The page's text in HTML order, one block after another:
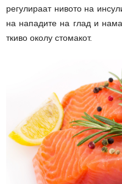
регулираат нивото на
на нападите на глад и
ткиво околу стомакот.